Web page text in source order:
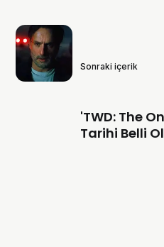
Sonraki içerik
'TWD: The
Tarihi Belli